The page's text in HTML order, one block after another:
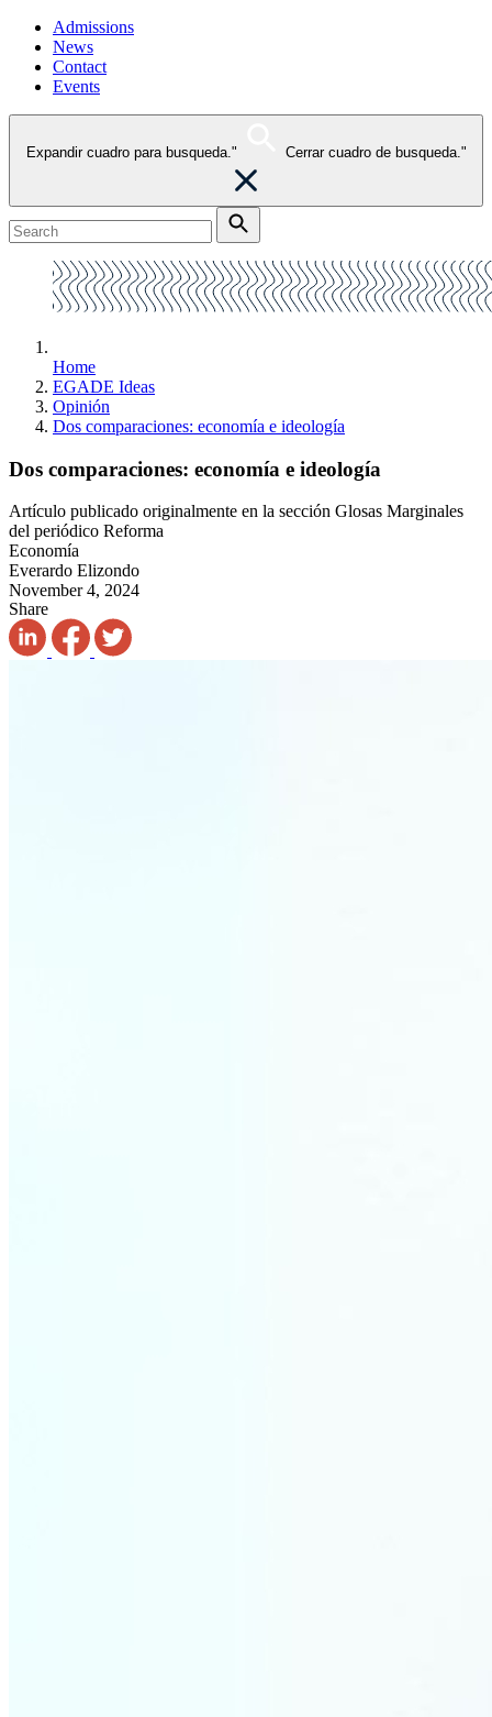
Admissions
News
Contact
Events
Expandir cuadro para busqueda." Cerrar cuadro de busqueda."
Home
EGADE Ideas
Opinión
Dos comparaciones: economía e ideología
Dos comparaciones: economía e ideología
Artículo publicado originalmente en la sección Glosas Marginales
del periódico Reforma
Economía
Everardo Elizondo
November 4, 2024
Share